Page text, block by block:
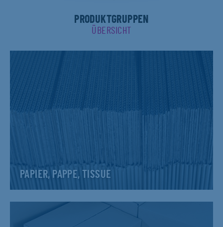
PRODUKTGRUPPEN
ÜBERSICHT
PAPIER, PAPPE, TISSUE